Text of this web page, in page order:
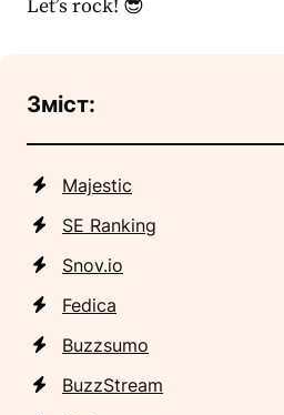
Let’s rock! 😎
Зміст:
Majestic
SE Ranking
Snov.io
Fedica
Buzzsumo
BuzzStream